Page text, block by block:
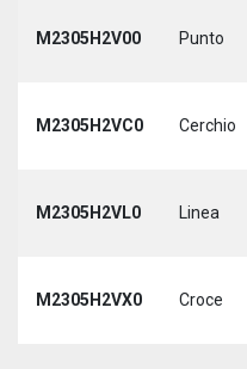
M2305H2V00 Punto
M2305H2VC0 Cerchio
M2305H2VL0 Linea
M2305H2VX0 Croce